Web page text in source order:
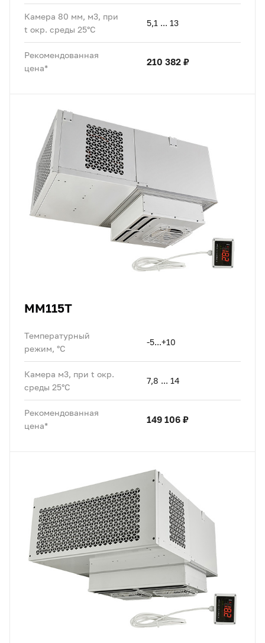
Камера 80 мм, м3, при
t окр. среды 25°C
5,1 ... 13
Рекомендованная
цена*
210 382 ₽
MM115T
Температурный
режим, °C
-5...+10
Камера м3, при t окр.
среды 25°C
7,8 ... 14
Рекомендованная
цена*
149 106 ₽